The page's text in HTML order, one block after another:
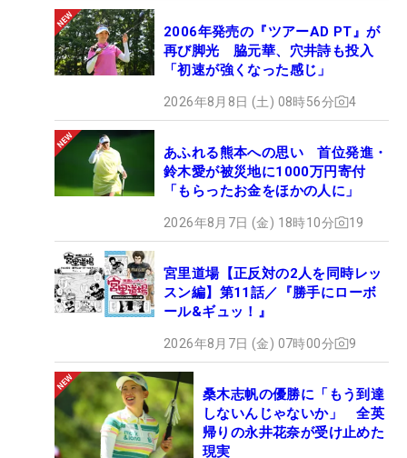
2006年発売の『ツアーAD PT』が
再び脚光 脇元華、穴井詩も投入
「初速が強くなった感じ」
2026年8月8日 (土) 08時56分 4
あふれる熊本への思い 首位発進・
鈴木愛が被災地に1000万円寄付
「もらったお金をほかの人に」
2026年8月7日 (金) 18時10分 19
宮里道場【正反対の2人を同時レッ
スン編】第11話／『勝手にローボ
ール&ギュッ！』
2026年8月7日 (金) 07時00分 9
桑木志帆の優勝に「もう到達
しないんじゃないか」 全英
帰りの永井花奈が受け止めた
現実